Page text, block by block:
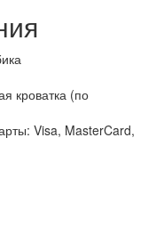
кроватка (по
Visa, MasterCard,